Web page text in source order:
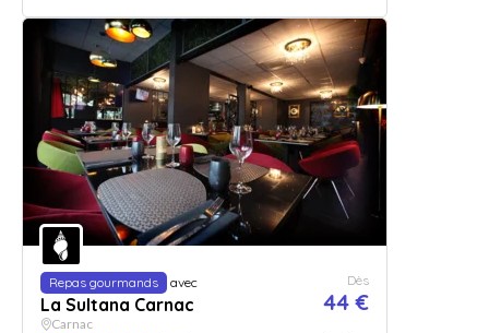
Repas gourmands avec
La Sultana Carnac
Dès
44 €
Carnac